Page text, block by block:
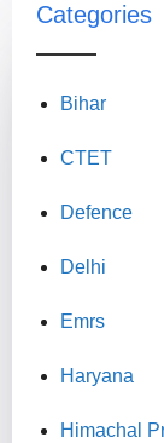
Categories
Bihar
CTET
Defence
Delhi
Emrs
Haryana
Himachal